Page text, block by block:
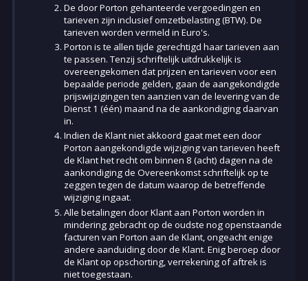
De door Porton gehanteerde vergoedingen en
tarieven zijn inclusief omzetbelasting (BTW). De
tarieven worden vermeld in Euro's.
Porton is te allen tijde gerechtigd haar tarieven aan
te passen. Tenzij schriftelijk uitdrukkelijk is
overeengekomen dat prijzen en tarieven voor een
bepaalde periode gelden, gaan de aangekondigde
prijswijzigingen ten aanzien van de levering van de
Dienst 1 (één) maand na de aankondiging daarvan
in.
Indien de Klant niet akkoord gaat met een door
Porton aangekondigde wijziging van tarieven heeft
de Klant het recht om binnen 8 (acht) dagen na de
aankondiging de Overeenkomst schriftelijk op te
zeggen tegen de datum waarop de betreffende
wijziging ingaat.
Alle betalingen door Klant aan Porton worden in
mindering gebracht op de oudste nog openstaande
facturen van Porton aan de Klant, ongeacht enige
andere aanduiding door de Klant. Enig beroep door
de Klant op opschorting, verrekening of aftrek is
niet toegestaan.